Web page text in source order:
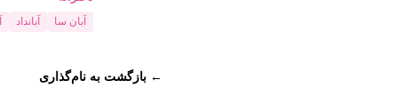
آبان سا آبانداد
← بازگشت به نام‌گذاری